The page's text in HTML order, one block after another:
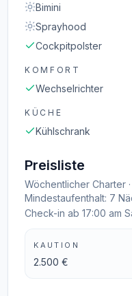
Bimini
Sprayhood
Cockpitpolster
KOMFORT
Wechselrichter
KÜCHE
Kühlschrank
Preisliste
Wöchentlicher Charter
Mindestaufenthalt: 7
Check-in ab 17:00 am
KAUTION
2.500 €